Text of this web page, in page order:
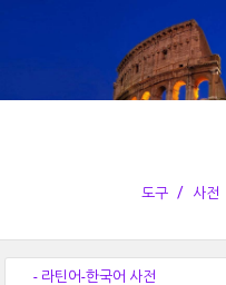
도구 사전
- 라틴어-한국어 사전